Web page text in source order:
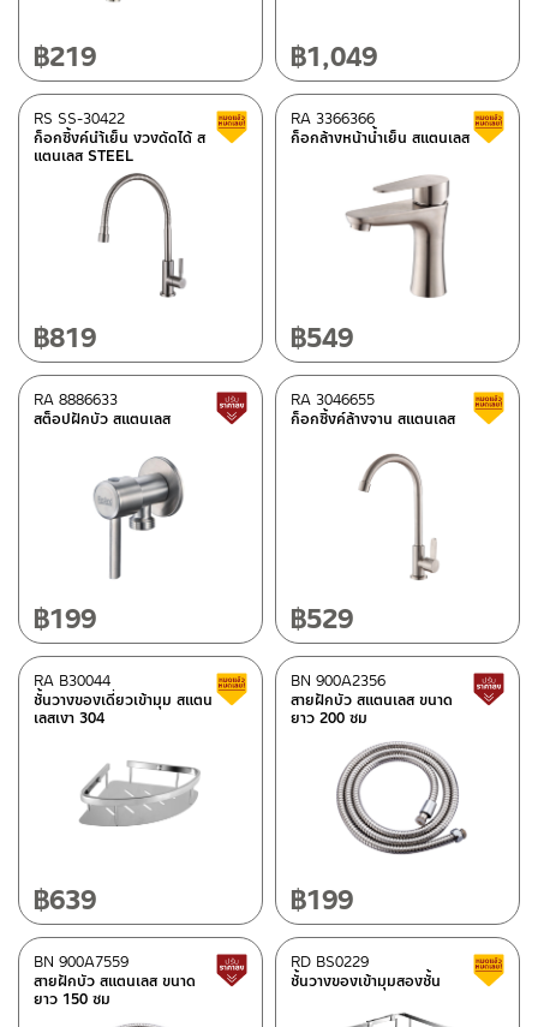
฿219 ฿1,049
ก็อกซิ้งค์นำ้เย็น งวงดัดได้ ส
แตนเลส STEEL
RS SS-30422 Clearance sale
฿819
ก็อกล้างหน้าน้ำเย็น สแตนเลส
RA 3366366
฿549
สต็อปฝักบัว สแตนเลส
RA 8886633 Lower price tag
฿199
ก็อกซิ้งค์ล้างจาน สแตนเลส
RA 3046655
฿529
ชั้นวางของเดี่ยวเข้ามุม สแตน
เลสเงา 304
RA B30044 Clearance sale
฿639
สายฝักบัว สแตนเลส ขนาด
ยาว 200 ซม
BN 900A2356
฿199
สายฝักบัว สแตนเลส ขนาด
ยาว 150 ซม
BN 900A7559 Lower price tag
ชั้นวางของเข้ามุมสองชั้น
RD BS0229